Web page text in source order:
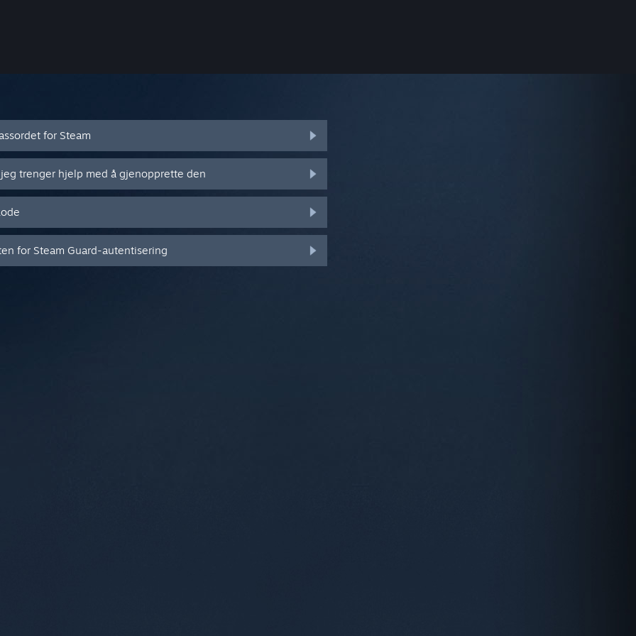
for Steam
trenger hjelp med å gjenopprette den
for Steam Guard-autentisering